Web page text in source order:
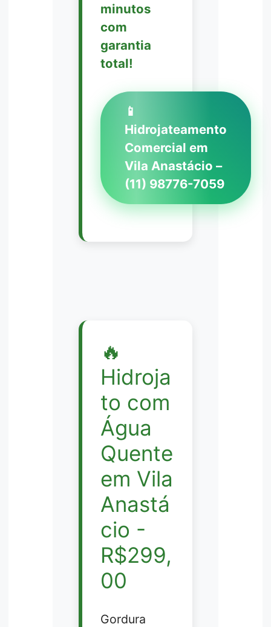
minutos
com
garantia
total!
📱
Hidrojateamento
Comercial em
Vila Anastácio –
(11) 98776-7059
🔥
Hidroja
to com
Água
Quente
em Vila
Anastá
cio -
R$299,
00
Gordura